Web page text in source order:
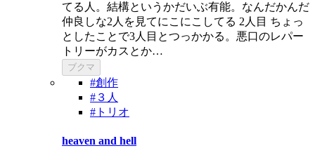
てる人。結構というかだいぶ有能。なんだかんだ
仲良しな2人を見てにこにこしてる 2人目 ちょっ
としたことで3人目とつっかかる。悪口のレパー
トリーがカスとか…
ブクマ
#創作
#３人
#トリオ
heaven and hell